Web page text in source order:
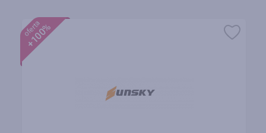
oferta
+100%